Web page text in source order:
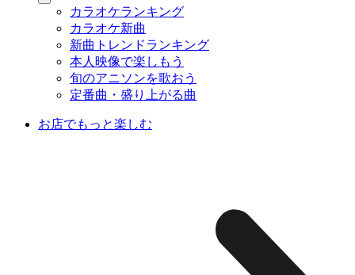
カラオケランキング
カラオケ新曲
新曲トレンドランキング
本人映像で楽しもう
旬のアニソンを歌おう
定番曲・盛り上がる曲
お店でもっと楽しむ